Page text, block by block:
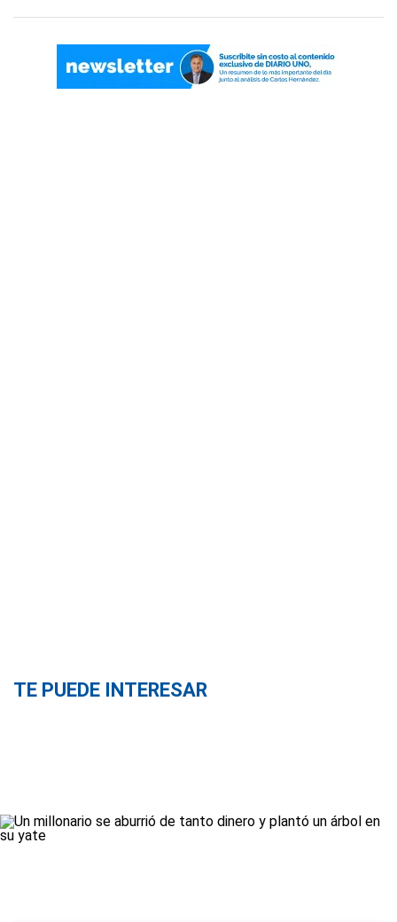
TE PUEDE INTERESAR